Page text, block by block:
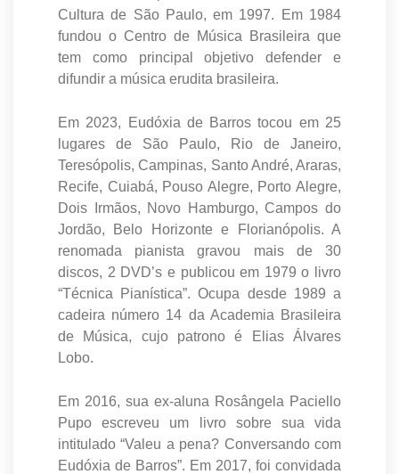
Cultura de São Paulo, em 1997. Em 1984
fundou o Centro de Música Brasileira que
tem como principal objetivo defender e
difundir a música erudita brasileira.
Em 2023, Eudóxia de Barros tocou em 25
lugares de São Paulo, Rio de Janeiro,
Teresópolis, Campinas, Santo André, Araras,
Recife, Cuiabá, Pouso Alegre, Porto Alegre,
Dois Irmãos, Novo Hamburgo, Campos do
Jordão, Belo Horizonte e Florianópolis. A
renomada pianista gravou mais de 30
discos, 2 DVD’s e publicou em 1979 o livro
“Técnica Pianística”. Ocupa desde 1989 a
cadeira número 14 da Academia Brasileira
de Música, cujo patrono é Elias Álvares
Lobo.
Em 2016, sua ex-aluna Rosângela Paciello
Pupo escreveu um livro sobre sua vida
intitulado “Valeu a pena? Conversando com
Eudóxia de Barros”. Em 2017, foi convidada